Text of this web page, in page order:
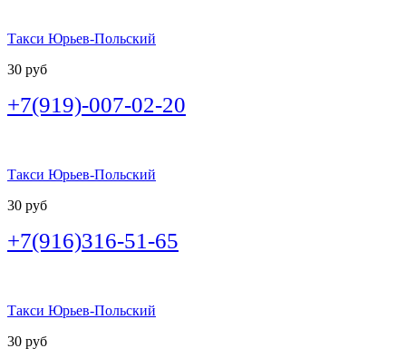
Такси Юрьев-Польский
30 руб
+7(919)-007-02-20
Такси Юрьев-Польский
30 руб
+7(916)316-51-65
Такси Юрьев-Польский
30 руб